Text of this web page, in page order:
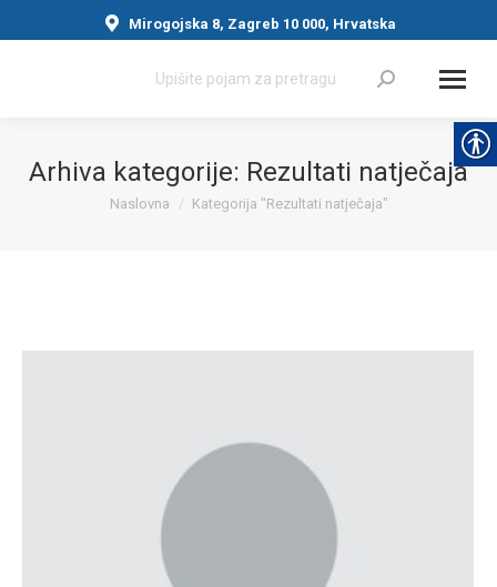
Mirogojska 8, Zagreb 10 000, Hrvatska
Search:
Arhiva kategorije: Rezultati natječaja
You are here:
Naslovna Kategorija "Rezultati natječaja"